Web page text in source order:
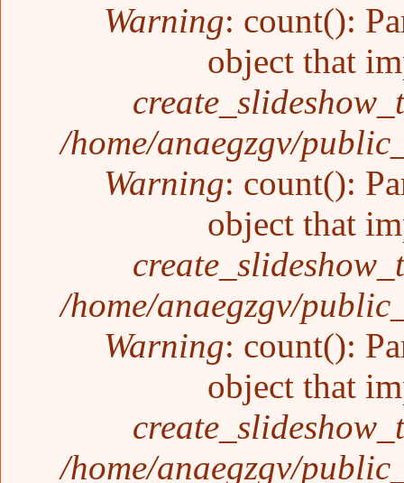
Warning: count():
object that
/home/anaegzgv/
Warning: count():
object that
/home/anaegzgv/
Warning: count():
object that
/home/anaegzgv/